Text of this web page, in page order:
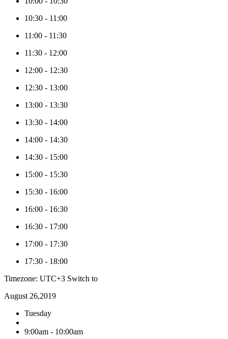
10:30 - 11:00
11:00 - 11:30
11:30 - 12:00
12:00 - 12:30
12:30 - 13:00
13:00 - 13:30
13:30 - 14:00
14:00 - 14:30
14:30 - 15:00
15:00 - 15:30
15:30 - 16:00
16:00 - 16:30
16:30 - 17:00
17:00 - 17:30
17:30 - 18:00
Timezone: UTC+3 Switch to
August 26,2019
Tuesday
9:00am - 10:00am